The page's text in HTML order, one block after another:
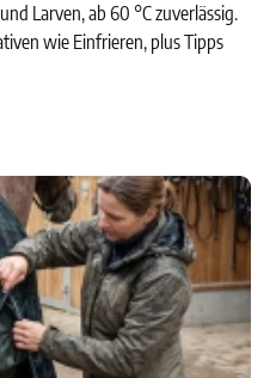
Larven, ab 60 °C zuverlässig.
wie Einfrieren, plus Tipps